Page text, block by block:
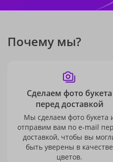
Почему мы?
Сделаем фото букета
перед доставкой
Мы сделаем фото букета
отправим вам по e-mail
доставкой, чтобы вы
быть уверены в качестве
цветов.